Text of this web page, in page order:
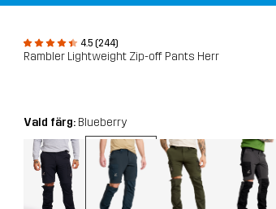
4.5 (244)
Rambler Lightweight Zip-off Pants Herr
Vald färg: Blueberry